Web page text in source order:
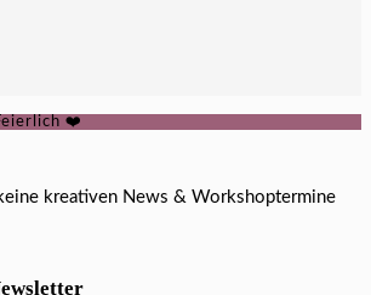
❤️
kreativen News & Workshoptermine